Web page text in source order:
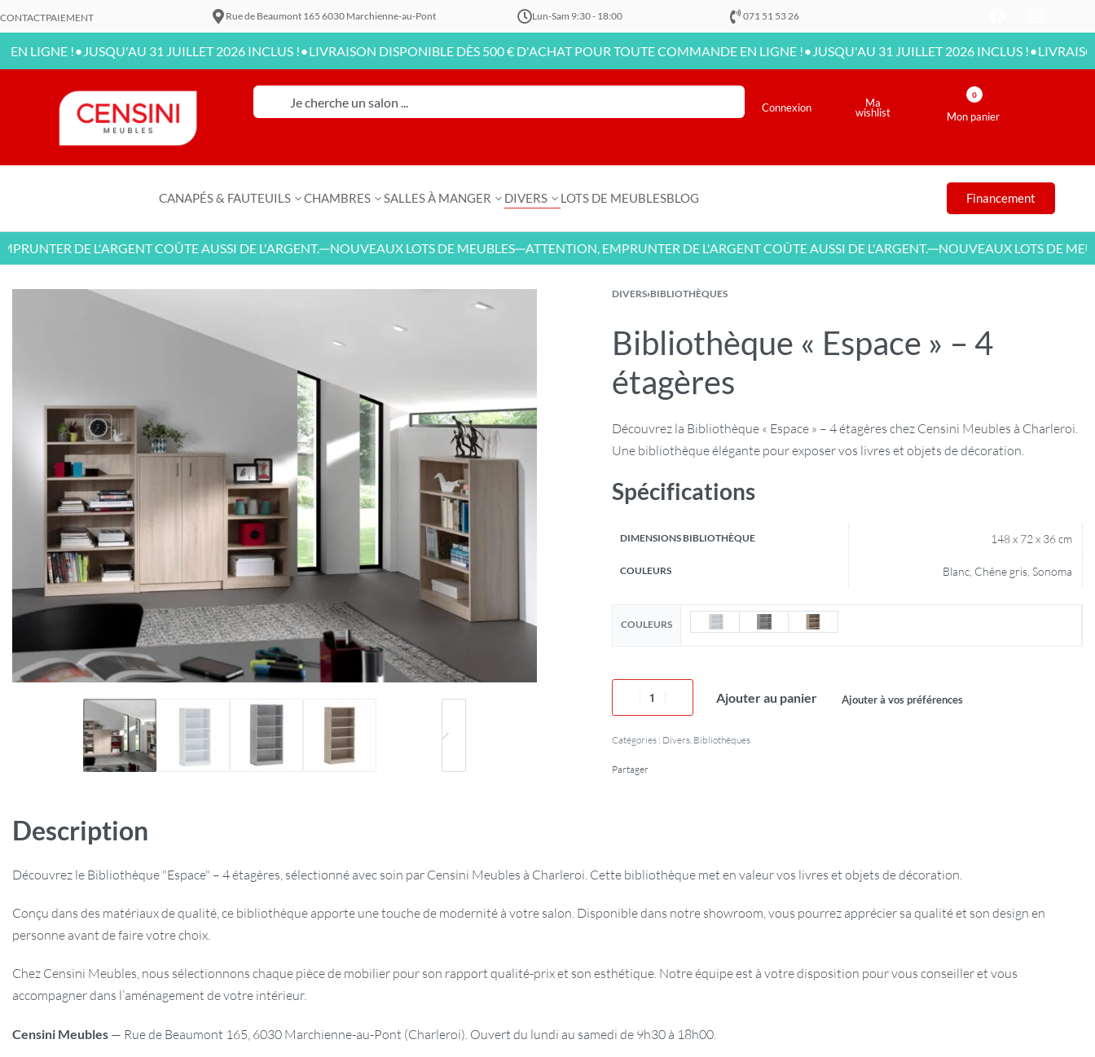
CONTACTPAIEMENT Rue de Beaumont 165 6030 Marchienne-au-Pont Lun-Sam 9:30 - 18:00 071 51 53 26
!•JUSQU'AU 31 JUILLET 2026 INCLUS !•LIVRAISON DISPONIBLE DÈS 500 € D'ACHAT POUR TOUTE COMMANDE EN LIGNE !•JUSQU'AU 31 JUILLET 2026 INCLUS !•LIVRAISON
Connexion Ma
wishlist Mon panier
0
CANAPÉS & FAUTEUILS CHAMBRES SALLES À MANGER DIVERS LOTS DE MEUBLESBLOG Financement
DE L'ARGENT COÛTE AUSSI DE L'ARGENT.—NOUVEAUX LOTS DE MEUBLES—ATTENTION, EMPRUNTER DE L'ARGENT COÛTE AUSSI DE L'ARGENT.—NOUVEAUX LOTS DE MEUBLES
DIVERS›BIBLIOTHÈQUES
Bibliothèque « Espace » – 4
étagères
Découvrez la Bibliothèque « Espace » – 4 étagères chez Censini Meubles à Charleroi.
Une bibliothèque élégante pour exposer vos livres et objets de décoration.
Spécifications
DIMENSIONS BIBLIOTHÈQUE 148 x 72 x 36 cm
COULEURS Blanc, Chêne gris, Sonoma
COULEURS
Ajouter au panier Ajouter à vos préférences
Catégories : Divers, Bibliothèques
Partager
Description
Découvrez le Bibliothèque "Espace" – 4 étagères, sélectionné avec soin par Censini Meubles à Charleroi. Cette bibliothèque met en valeur vos livres et objets de décoration.
Conçu dans des matériaux de qualité, ce bibliothèque apporte une touche de modernité à votre salon. Disponible dans notre showroom, vous pourrez apprécier sa qualité et son design en
personne avant de faire votre choix.
Chez Censini Meubles, nous sélectionnons chaque pièce de mobilier pour son rapport qualité-prix et son esthétique. Notre équipe est à votre disposition pour vous conseiller et vous
accompagner dans l’aménagement de votre intérieur.
Censini Meubles — Rue de Beaumont 165, 6030 Marchienne-au-Pont (Charleroi). Ouvert du lundi au samedi de 9h30 à 18h00.